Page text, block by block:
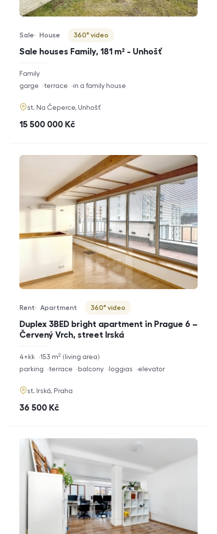
Sale houses Family, 181 m² - Unhošť
Offer type
Sale
Property type
House
Virtuální prohlídka
360° video
rozměry
disposition
Family
funkce
garge terrace in a family house
adresa
st. Na Čeperce, Unhošť
cena
15 500 000 Kč
Duplex 3BED bright apartment in Prague 6 –
Červený Vrch, street Irská
Offer type
Rent
Property type
Apartment
Virtuální prohlídka
360° video
rozměry
4+kk living area
153 m2
funkce
parking terrace balcony loggias elevator
adresa
st. Irská, Praha
cena
36 500 Kč